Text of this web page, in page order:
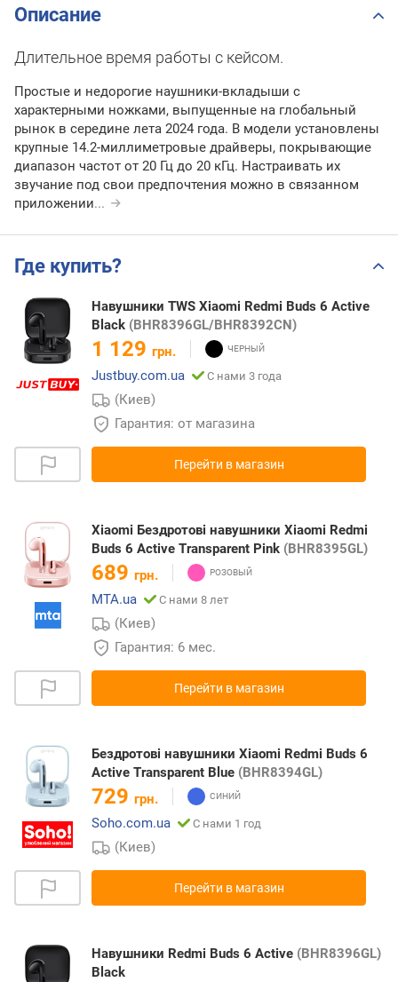
Описание
Длительное время работы с кейсом.
Простые и недорогие наушники-вкладыши с
характерными ножками, выпущенные на глобальный
рынок в середине лета 2024 года. В модели установлены
крупные 14.2-миллиметровые драйверы, покрывающие
диапазон частот от 20 Гц до 20 кГц. Настраивать их
звучание под свои предпочтения можно в связанном
приложении...
Где купить?
Навушники TWS Xiaomi Redmi Buds 6 Active
Black (BHR8396GL/BHR8392CN)
1 129 грн.
Justbuy.com.ua
С нами 3 года
(Киев)
Гарантия: от магазина
Перейти в магазин
Xiaomi Бездротові навушники Xiaomi Redmi
Buds 6 Active Transparent Pink (BHR8395GL)
689 грн.
MTA.ua
С нами 8 лет
(Киев)
Гарантия: 6 мес.
Перейти в магазин
Бездротові навушники Xiaomi Redmi Buds 6
Active Transparent Blue (BHR8394GL)
729 грн.
Soho.com.ua
С нами 1 год
(Киев)
Перейти в магазин
Навушники Redmi Buds 6 Active (BHR8396GL)
Black